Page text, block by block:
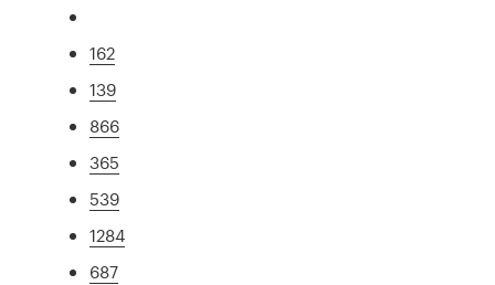
162
139
866
365
539
1284
687